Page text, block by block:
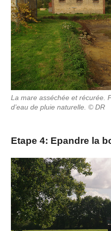
La mare asséchée et récurée.
d’eau de pluie naturelle. © DR
Etape 4: Epandre la